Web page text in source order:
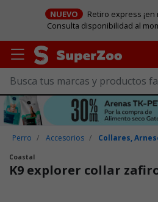
NUEVO
Retiro express
Consulta disponibilidad al
Perro Accesorios Collares,
Coastal
K9 explorer collar